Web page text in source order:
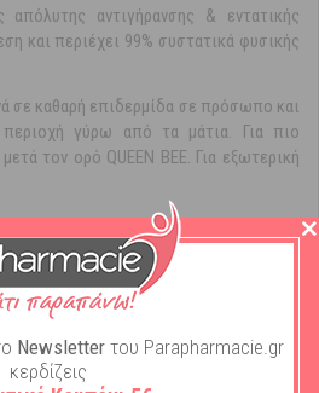
αντιγήρανσης & εντατικής
και περιέχει 99% συστατικά φυσικής
σε καθαρή επιδερμίδα σε πρόσωπο και
γύρω από τα μάτια. Για πιο
τον ορό QUEEN BEE. Για εξωτερική
Newsletter του Parapharmacie.gr
κερδίζεις